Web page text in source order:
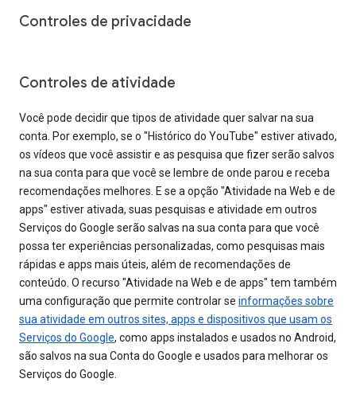
Controles de privacidade
Controles de atividade
Você pode decidir que tipos de atividade quer salvar na sua
conta. Por exemplo, se o "Histórico do YouTube" estiver ativado,
os vídeos que você assistir e as pesquisa que fizer serão salvos
na sua conta para que você se lembre de onde parou e receba
recomendações melhores. E se a opção "Atividade na Web e de
apps" estiver ativada, suas pesquisas e atividade em outros
Serviços do Google serão salvas na sua conta para que você
possa ter experiências personalizadas, como pesquisas mais
rápidas e apps mais úteis, além de recomendações de
conteúdo. O recurso "Atividade na Web e de apps" tem também
uma configuração que permite controlar se informações sobre
sua atividade em outros sites, apps e dispositivos que usam os
Serviços do Google, como apps instalados e usados no Android,
são salvos na sua Conta do Google e usados para melhorar os
Serviços do Google.